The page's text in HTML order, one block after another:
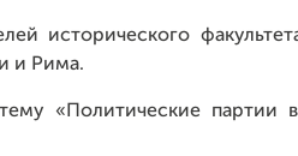
исторического
и Рима.
«Политические партии